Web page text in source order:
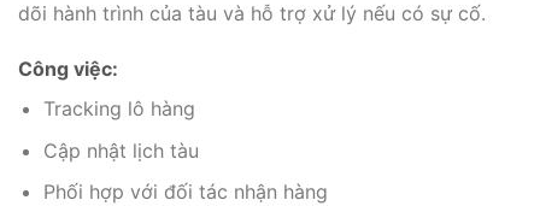
dõi hành trình của tàu và hỗ trợ xử lý nếu có sự cố.
Công việc:
Tracking lô hàng
Cập nhật lịch tàu
Phối hợp với đối tác nhận hàng